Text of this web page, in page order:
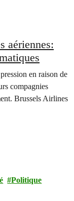
aériennes:
en raison de
compagnies
Brussels Airlines
Politique